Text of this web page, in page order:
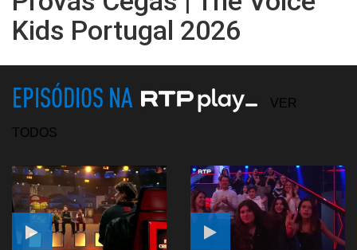
Kids Portugal 2026
EPISÓDIOS NA VER
TODOS